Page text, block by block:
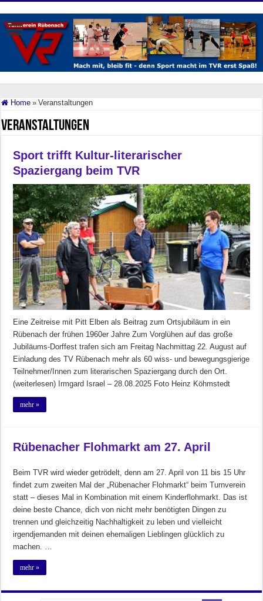
Home » Veranstaltungen
Veranstaltungen
Sport trifft Kultur-literarischer
Spaziergang beim TVR
Eine Zeitreise mit Pitt Elben als Beitrag zum Ortsjubiläum in ein
Rübenach der frühen 1960er Jahre Zum Vorglühen auf das große
Jubiläums-Dorffest trafen sich am Freitag Nachmittag 22. August auf
Einladung des TV Rübenach mehr als 60 wiss- und bewegungsgierige
Teilnehmer/Innen zum literarischen Spaziergang durch den Ort.
(weiterlesen) Irmgard Israel – 28.08.2025 Foto Heinz Köhmstedt
mehr »
Rübenacher Flohmarkt am 27. April
Beim TVR wird wieder getrödelt, denn am 27. April von 11 bis 15 Uhr
findet zum zweiten Mal der „Rübenacher Flohmarkt“ beim Turnverein
statt – dieses Mal in Kombination mit einem Kinderflohmarkt. Das ist
deine beste Chance, dich von nicht mehr benötigten Dingen zu
trennen und gleichzeitig Nachhaltigkeit zu leben und vielleicht
irgendjemanden mit deinen ehemaligen Lieblingen glücklich zu
machen. …
mehr »